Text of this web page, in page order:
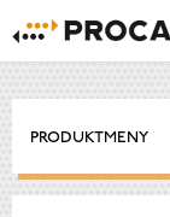
PRODUKTMENY